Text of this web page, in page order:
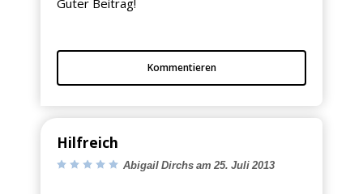
Kommentieren
Hilfreich
Abigail Dirchs am 25. Juli 2013